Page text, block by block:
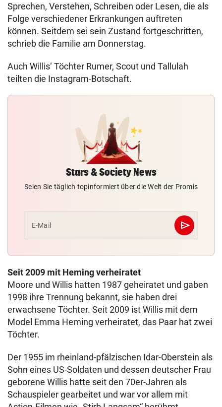
Sprechen, Verstehen, Schreiben oder Lesen, die als
Folge verschiedener Erkrankungen auftreten
können. Seitdem sei sein Zustand fortgeschritten,
schrieb die Familie am Donnerstag.
Auch Willis‘ Töchter Rumer, Scout und Tallulah
teilten die Instagram-Botschaft.
Stars & Society News
Seien Sie täglich topinformiert über die Welt der Promis
E-Mail send
Abschicken
Seit 2009 mit Heming verheiratet
Moore und Willis hatten 1987 geheiratet und gaben
1998 ihre Trennung bekannt, sie haben drei
erwachsene Töchter. Seit 2009 ist Willis mit dem
Model Emma Heming verheiratet, das Paar hat zwei
Töchter.
Der 1955 im rheinland-pfälzischen Idar-Oberstein als
Sohn eines US-Soldaten und dessen deutscher Frau
geborene Willis hatte seit den 70er-Jahren als
Schauspieler gearbeitet und war vor allem mit